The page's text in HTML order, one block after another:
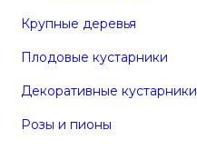
Крупные деревья
Плодовые кустарники
Декоративные кустарники
Розы и пионы